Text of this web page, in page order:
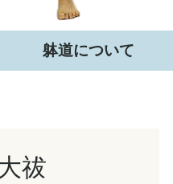
躰道について
祓